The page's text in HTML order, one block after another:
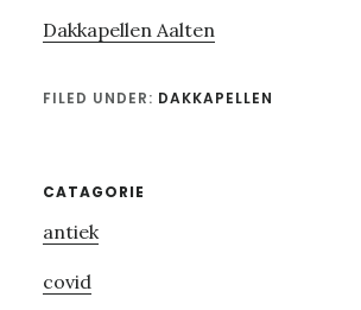
Dakkapellen Aalten
FILED UNDER: DAKKAPELLEN
Primary
Sidebar
CATAGORIE
antiek
covid